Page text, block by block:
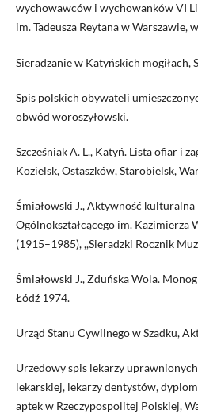
wychowawców i wychowanków VI
im. Tadeusza Reytana w Warszawie,
Sieradzanie w Katyńskich mogiłach,
Spis polskich obywateli
obwód woroszyłowski.
Szcześniak A. L., Katyń. Lista ofiar i
Kozielsk, Ostaszków, Starobielsk,
Śmiałowski J., Aktywność kulturalna
Ogólnokształcącego im. Kazimierza
(1915–1985), ,,Sieradzki Rocznik
Śmiałowski J., Zduńska Wola.
Łódź 1974.
Urząd Stanu Cywilnego w Szadku,
Urzędowy spis lekarzy
lekarskiej, lekarzy dentystów,
aptek w Rzeczypospolitej Polskiej,